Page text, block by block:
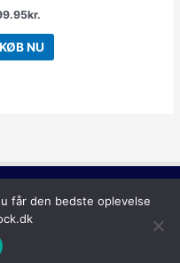
kr.
KØB NU
Bodystock
får den bedste oplevelse